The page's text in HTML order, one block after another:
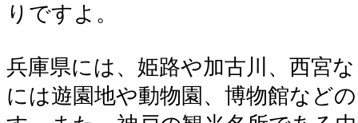
りですよ。
兵庫県には、姫路や加古川、西宮
には遊園地や動物園、博物館など